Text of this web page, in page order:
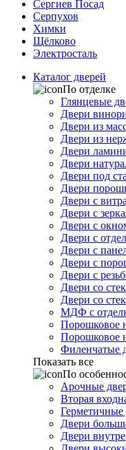
Сергиев Посад
Серпухов
Химки
Щёлково
Электросталь
Каталог дверей
По отделке
Глянцевые
Двери
Двери из
Двери из
Двери
Двери
Двери под
Двери
Двери с
Двери с
Двери с
Двери с
Двери с
Двери с
Двери с
Двери со
Двери со
МДФ с
Порошковое
Порошковое
Филенчатые
Показать все
По
Арочные
Вторая
Герметичные
Двери
Двери